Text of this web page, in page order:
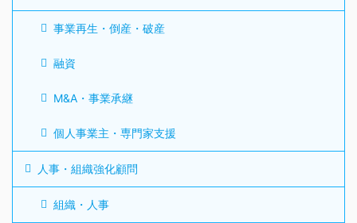
事業再生・倒産・破産
融資
M&A・事業承継
個人事業主・専門家支援
人事・組織強化顧問
組織・人事